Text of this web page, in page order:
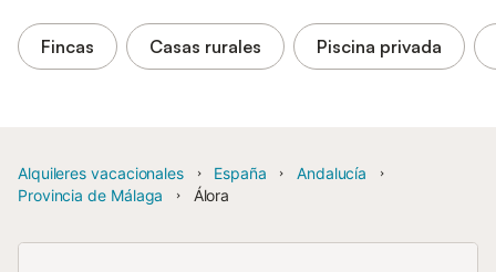
Fincas Casas rurales Piscina privada
Alquileres vacacionales España
Andalucía
Provincia de Málaga
Álora